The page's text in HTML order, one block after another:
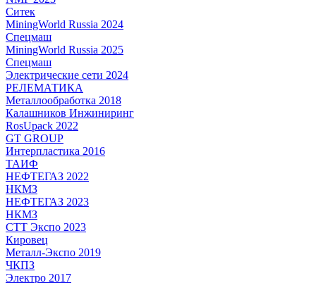
Ситек
MiningWorld Russia 2024
Спецмаш
MiningWorld Russia 2025
Спецмаш
Электрические сети 2024
РЕЛЕМАТИКА
Металлообработка 2018
Калашников Инжиниринг
RosUpack 2022
GT GROUP
Интерпластика 2016
ТАИФ
НЕФТЕГАЗ 2022
НКМЗ
НЕФТЕГАЗ 2023
НКМЗ
СТТ Экспо 2023
Кировец
Металл-Экспо 2019
ЧКПЗ
Электро 2017